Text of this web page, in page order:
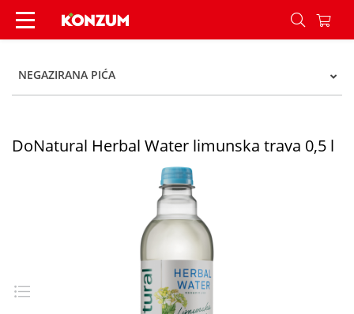
DoNatural Herbal Water limunska trava 0,5 l -
NEGAZIRANA PIĆA
DoNatural Herbal Water limunska trava 0,5 l